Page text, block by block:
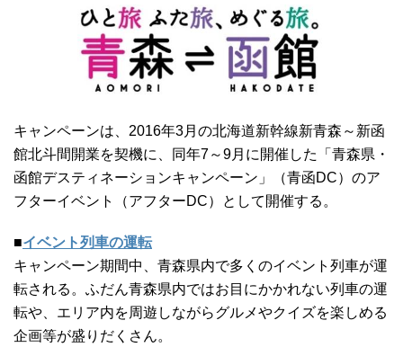
キャンペーンは、2016年3月の北海道新幹線新青森～新函
館北斗間開業を契機に、同年7～9月に開催した「青森県・
函館デスティネーションキャンペーン」（青函DC）のア
フターイベント（アフターDC）として開催する。
■イベント列車の運転
キャンペーン期間中、青森県内で多くのイベント列車が運
転される。ふだん青森県内ではお目にかかれない列車の運
転や、エリア内を周遊しながらグルメやクイズを楽しめる
企画等が盛りだくさん。